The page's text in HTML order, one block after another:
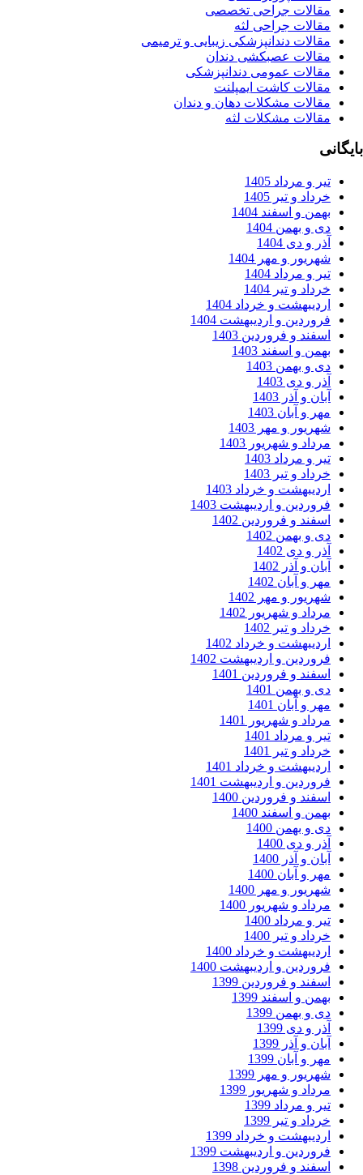
جراحی تخصصی
جراحی لثه
دندانپزشکی زیبایی و ترمیمی
عصبکشی دندان
عمومی دندانپزشکی
کاشت ایمپلنت
مشکلات دهان و دندان
مشکلات لثه
و مرداد 1405
و تیر 1405
و اسفند 1404
و بهمن 1404
و دی 1404
و مهر 1404
و مرداد 1404
و تیر 1404
و خرداد 1404
و اردیبهشت 1404
و فروردین 1403
و اسفند 1403
و بهمن 1403
و دی 1403
و آذر 1403
و آبان 1403
و مهر 1403
و شهریور 1403
و مرداد 1403
و تیر 1403
و خرداد 1403
و اردیبهشت 1403
و فروردین 1402
و بهمن 1402
و دی 1402
و آذر 1402
و آبان 1402
و مهر 1402
و شهریور 1402
و تیر 1402
و خرداد 1402
و اردیبهشت 1402
و فروردین 1401
و بهمن 1401
و آبان 1401
و شهریور 1401
و مرداد 1401
و تیر 1401
و خرداد 1401
و اردیبهشت 1401
و فروردین 1400
و اسفند 1400
و بهمن 1400
و دی 1400
و آذر 1400
و آبان 1400
و مهر 1400
و شهریور 1400
و مرداد 1400
و تیر 1400
و خرداد 1400
و اردیبهشت 1400
و فروردین 1399
و اسفند 1399
و بهمن 1399
و دی 1399
و آذر 1399
و آبان 1399
و مهر 1399
و شهریور 1399
و مرداد 1399
و تیر 1399
و خرداد 1399
و اردیبهشت 1399
و فروردین 1398